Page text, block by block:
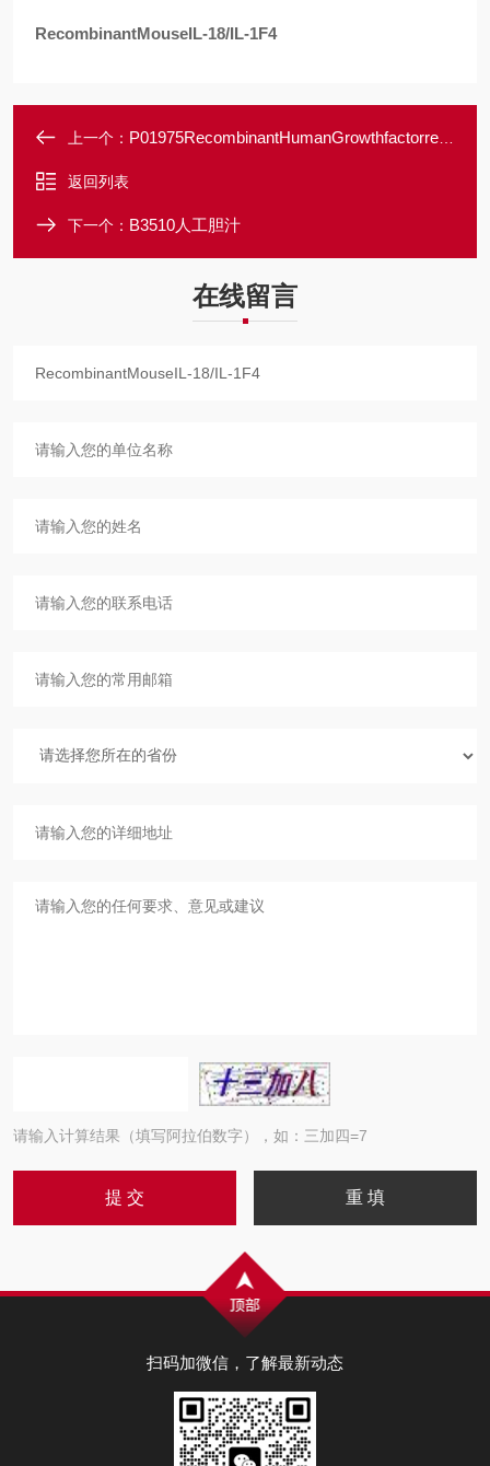
RecombinantMouseIL-18/IL-1F4
上一个： P01975RecombinantHumanGrowthfactorreceptor-boundprotein2/GRB2/ASH
返回列表
下一个： B3510人工胆汁
在线留言
请输入计算结果（填写阿拉伯数字），如：三加四=7
扫码加微信，了解最新动态